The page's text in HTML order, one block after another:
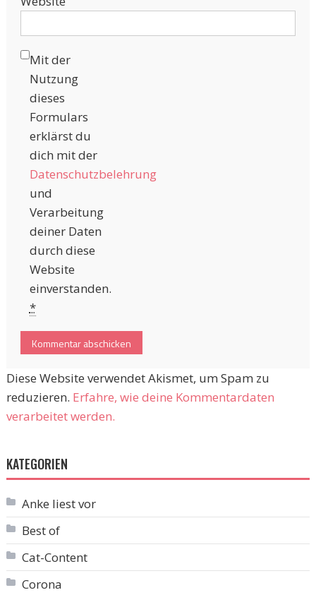
Mit der
Nutzung
dieses
Formulars
erklärst du
dich mit der
Datenschutzbelehrung
und
Verarbeitung
deiner Daten
durch diese
Website
einverstanden.
*
Diese Website verwendet Akismet, um Spam zu
reduzieren. Erfahre, wie deine Kommentardaten
verarbeitet werden.
KATEGORIEN
Anke liest vor
Best of
Cat-Content
Corona